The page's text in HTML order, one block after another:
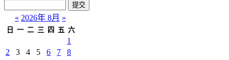
« 2026年 8月 »
日 一 二 三 四 五 六
1
2
3 4 5 6 7
8